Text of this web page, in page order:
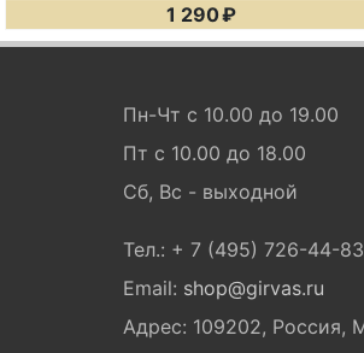
1 290₽
Пн-Чт с 10.00 до 19.00
Пт с 10.00 до 18.00
Сб, Вс - выходной
Тел.: + 7 (495) 726-44-
Email: shop@girvas.ru
Адрес: 109202, Россия,